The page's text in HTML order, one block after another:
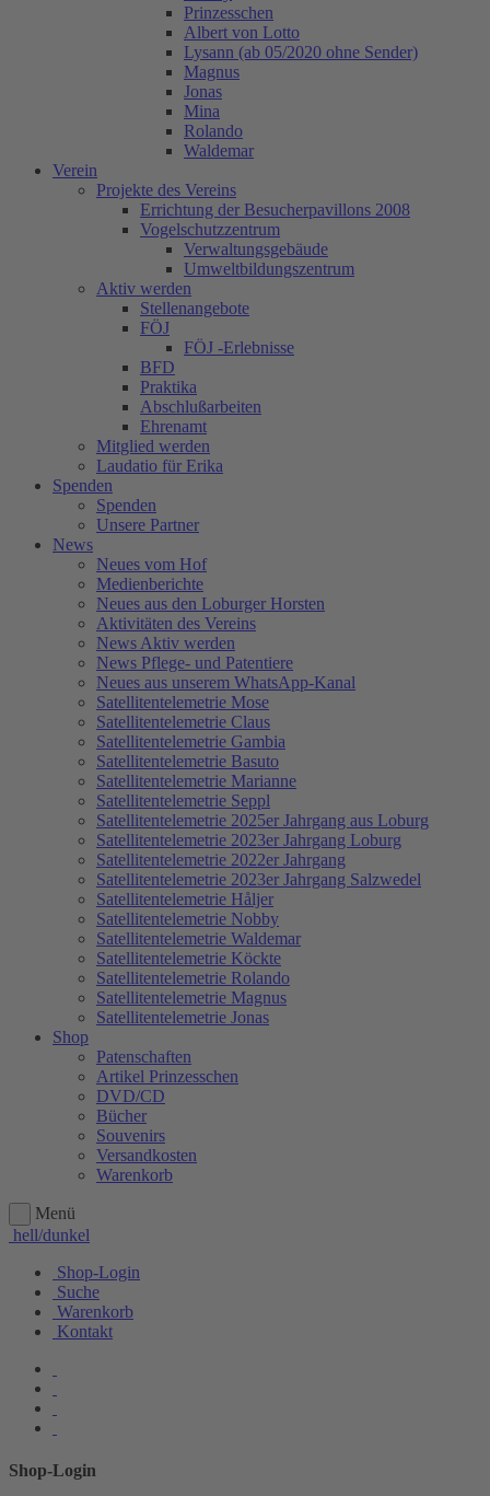
Prinzesschen
Albert von Lotto
Lysann (ab 05/2020 ohne Sender)
Magnus
Jonas
Mina
Rolando
Waldemar
Verein
Projekte des Vereins
Errichtung der Besucherpavillons 2008
Vogelschutzzentrum
Verwaltungsgebäude
Umweltbildungszentrum
Aktiv werden
Stellenangebote
FÖJ
FÖJ -Erlebnisse
BFD
Praktika
Abschlußarbeiten
Ehrenamt
Mitglied werden
Laudatio für Erika
Spenden
Spenden
Unsere Partner
News
Neues vom Hof
Medienberichte
Neues aus den Loburger Horsten
Aktivitäten des Vereins
News Aktiv werden
News Pflege- und Patentiere
Neues aus unserem WhatsApp-Kanal
Satellitentelemetrie Mose
Satellitentelemetrie Claus
Satellitentelemetrie Gambia
Satellitentelemetrie Basuto
Satellitentelemetrie Marianne
Satellitentelemetrie Seppl
Satellitentelemetrie 2025er Jahrgang aus Loburg
Satellitentelemetrie 2023er Jahrgang Loburg
Satellitentelemetrie 2022er Jahrgang
Satellitentelemetrie 2023er Jahrgang Salzwedel
Satellitentelemetrie Håljer
Satellitentelemetrie Nobby
Satellitentelemetrie Waldemar
Satellitentelemetrie Köckte
Satellitentelemetrie Rolando
Satellitentelemetrie Magnus
Satellitentelemetrie Jonas
Shop
Patenschaften
Artikel Prinzesschen
DVD/CD
Bücher
Souvenirs
Versandkosten
Warenkorb
Menü
hell/dunkel
Shop-Login
Suche
Warenkorb
Kontakt
Shop-Login